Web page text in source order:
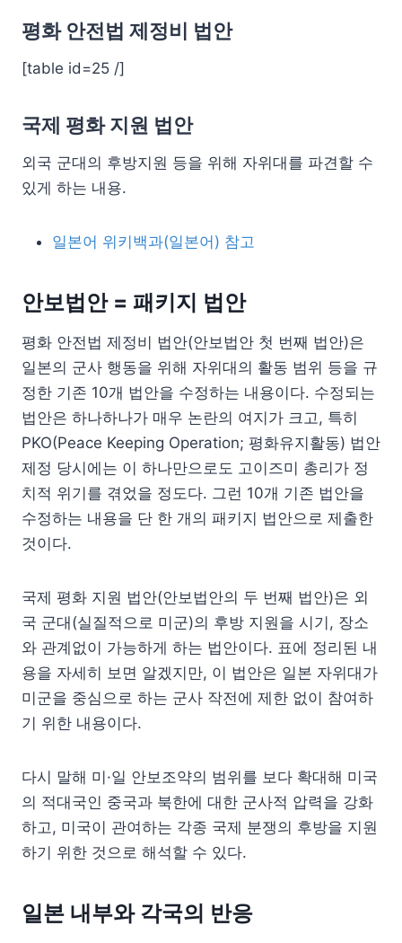
평화 안전법 제정비 법안
[table id=25 /]
국제 평화 지원 법안
외국 군대의 후방지원 등을 위해 자위대를 파견할 수
있게 하는 내용.
일본어 위키백과(일본어) 참고
안보법안 = 패키지 법안
평화 안전법 제정비 법안(안보법안 첫 번째 법안)은
일본의 군사 행동을 위해 자위대의 활동 범위 등을 규
정한 기존 10개 법안을 수정하는 내용이다. 수정되는
법안은 하나하나가 매우 논란의 여지가 크고, 특히
PKO(Peace Keeping Operation; 평화유지활동) 법안
제정 당시에는 이 하나만으로도 고이즈미 총리가 정
치적 위기를 겪었을 정도다. 그런 10개 기존 법안을
수정하는 내용을 단 한 개의 패키지 법안으로 제출한
것이다.
국제 평화 지원 법안(안보법안의 두 번째 법안)은 외
국 군대(실질적으로 미군)의 후방 지원을 시기, 장소
와 관계없이 가능하게 하는 법안이다. 표에 정리된 내
용을 자세히 보면 알겠지만, 이 법안은 일본 자위대가
미군을 중심으로 하는 군사 작전에 제한 없이 참여하
기 위한 내용이다.
다시 말해 미·일 안보조약의 범위를 보다 확대해 미국
의 적대국인 중국과 북한에 대한 군사적 압력을 강화
하고, 미국이 관여하는 각종 국제 분쟁의 후방을 지원
하기 위한 것으로 해석할 수 있다.
일본 내부와 각국의 반응